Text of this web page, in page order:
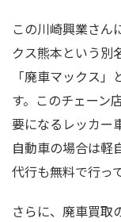
この川崎興業さん
クス熊本という別
「廃車マックス
す。このチェーン
要になるレッカー
自動車の場合は軽
代行も無料で行っ
さらに、廃車買取